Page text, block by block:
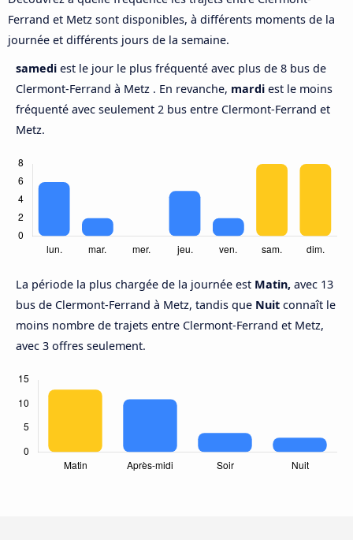
Ferrand et Metz sont disponibles, à différents moments de la
journée et différents jours de la semaine.
samedi est le jour le plus fréquenté avec plus de 8 bus de
Clermont-Ferrand à Metz . En revanche, mardi est le moins
fréquenté avec seulement 2 bus entre Clermont-Ferrand et
Metz.
La période la plus chargée de la journée est Matin, avec 13
bus de Clermont-Ferrand à Metz, tandis que Nuit connaît le
moins nombre de trajets entre Clermont-Ferrand et Metz,
avec 3 offres seulement.